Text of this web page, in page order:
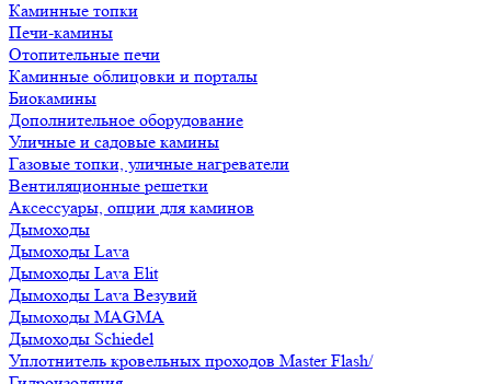
Каминные топки
Печи-камины
Отопительные печи
Каминные облицовки и порталы
Биокамины
Дополнительное оборудование
Уличные и садовые камины
Газовые топки, уличные нагреватели
Вентиляционные решетки
Аксессуары, опции для каминов
Дымоходы
Дымоходы Lava
Дымоходы Lava Elit
Дымоходы Lava Везувий
Дымоходы MAGMA
Дымоходы Schiedel
Уплотнитель кровельных проходов Master Flash/